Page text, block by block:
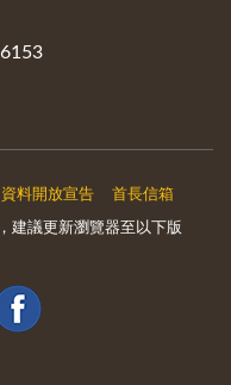
資料開放宣告 首長信箱
建議更新瀏覽器至以下版